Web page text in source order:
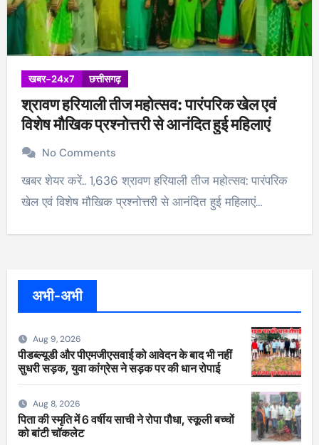
खबर-24x7 छत्तीसगढ़
श्रावण हरियाली तीज महोत्सव: पारंपरिक खेल एवं
विशेष मौखिक प्रश्नोत्तरी से आनंदित हुई महिलाएं
No Comments
खबर शेयर करें.. 1,636 श्रावण हरियाली तीज महोत्सव: पारंपरिक
खेल एवं विशेष मौखिक प्रश्नोत्तरी से आनंदित हुई महिलाएं…
अभी-अभी
Aug 9, 2026
पीडब्ल्यूडी और पीएमजीएसवाई को आवेदन के बाद भी नहीं
सुधरी सड़क, युवा कांग्रेस ने सड़क पर की धान रोपाई
Aug 8, 2026
पिता की स्मृति में 6 वर्षीय साची ने रोपा पौधा, स्कूली बच्चों
को बांटी चॉकलेट